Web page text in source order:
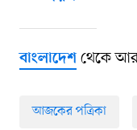
বাংলাদেশথেকে
আজকের পত্রিকা